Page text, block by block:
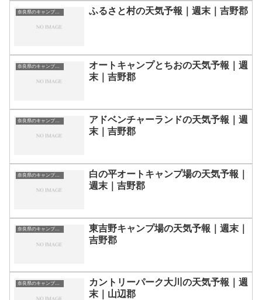
奈良県のキャンプ場一覧 ふるさと村の天気予報｜週末｜吉野郡
奈良県のキャンプ場一覧
オートキャンプとちおの天気予報｜週
末｜吉野郡
奈良県のキャンプ場一覧
アドベンチャーランドの天気予報｜週
末｜吉野郡
奈良県のキャンプ場一覧
白の平オートキャンプ場の天気予報｜
週末｜吉野郡
奈良県のキャンプ場一覧
東吉野キャンプ場の天気予報｜週末｜
吉野郡
奈良県のキャンプ場一覧
カントリーパーク大川の天気予報｜週
末｜山辺郡